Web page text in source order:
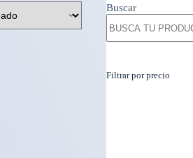
Buscar
Filtrar por precio